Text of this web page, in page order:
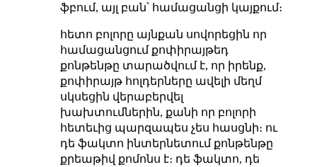
ֆբում, այլ բան՝ համացանցի կայքում։
հետո բոլորը այնքան սովորեցին որ
համացանցում քոփիրայթեդ
քոնթենթը տարածվում է, որ իրենք,
քոփիրայթ հոլդերները ավելի մեղմ
սկսեցին վերաբերվել
խախտումներին, քանի որ բոլորի
հետեւից պարզապես չես հասցնի։ ու
դե ֆակտո ինտերնետում քոնթենթը
քրեաթիվ քոմոնս է։ դե ֆակտո, դե